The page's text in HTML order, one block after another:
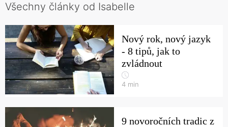
Všechny články od Isabelle
Nový rok, nový jazyk
- 8 tipů, jak to
zvládnout
4 min
9 novoročních tradic z